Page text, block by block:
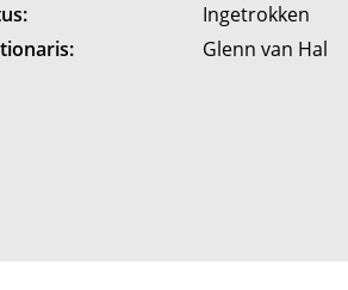
Ingetrokken
Glenn van Hal